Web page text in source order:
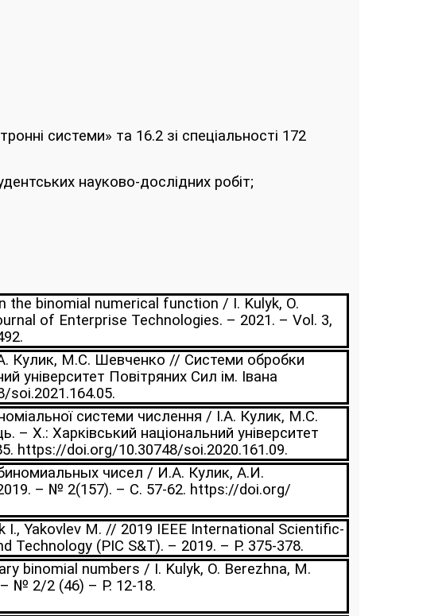
системи» та 16.2 зі спеціальності 172
науково-дослідних робіт;
binomial numerical function / I. Kulyk, O.
of Enterprise Technologies. – 2021. – Vol. 3,
Кулик, М.С. Шевченко // Системи обробки
університет Повітряних Сил ім. Івана
soi.2021.164.05.
системи числення / І.А. Кулик, М.С.
– Х.: Харківський національний університет
https://doi.org/10.30748/soi.2020.161.09.
чисел / И.А. Кулик, А.И.
– № 2(157). – С. 57-62. https://doi.org/
Yakovlev M. // 2019 IEEE International Scientific-
(PIC S&T). – 2019. – P. 375-378.
binomial numbers / I. Kulyk, O. Berezhna, M.
№ 2/2 (46) – P. 12-18.